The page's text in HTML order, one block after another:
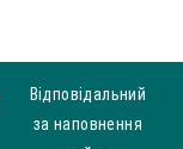
Відповідальний
за наповнення